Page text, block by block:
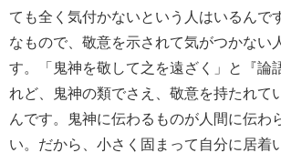
ても全く気付かないという人はいるんで
なもので、敬意を示されて気がつかない
す。「鬼神を敬して之を遠ざく」と『論
れど、鬼神の類でさえ、敬意を持たれて
んです。鬼神に伝わるものが人間に伝わ
い。だから、小さく固まって自分に居着